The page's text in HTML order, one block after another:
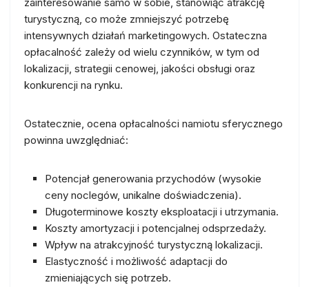
turystyczną, co może zmniejszyć potrzebę
intensywnych działań marketingowych. Ostateczna
opłacalność zależy od wielu czynników, w tym od
lokalizacji, strategii cenowej, jakości obsługi oraz
konkurencji na rynku.
Ostatecznie, ocena opłacalności namiotu sferycznego
powinna uwzględniać:
Potencjał generowania przychodów (wysokie
ceny noclegów, unikalne doświadczenia).
Długoterminowe koszty eksploatacji i utrzymania.
Koszty amortyzacji i potencjalnej odsprzedaży.
Wpływ na atrakcyjność turystyczną lokalizacji.
Elastyczność i możliwość adaptacji do
zmieniających się potrzeb.